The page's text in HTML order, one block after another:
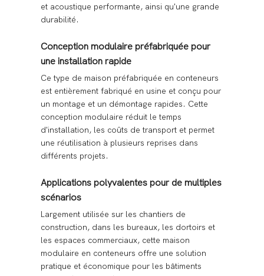
et acoustique performante, ainsi qu'une grande
durabilité.
Conception modulaire préfabriquée pour
une installation rapide
Ce type de maison préfabriquée en conteneurs
est entièrement fabriqué en usine et conçu pour
un montage et un démontage rapides. Cette
conception modulaire réduit le temps
d'installation, les coûts de transport et permet
une réutilisation à plusieurs reprises dans
différents projets.
Applications polyvalentes pour de multiples
scénarios
Largement utilisée sur les chantiers de
construction, dans les bureaux, les dortoirs et
les espaces commerciaux, cette maison
modulaire en conteneurs offre une solution
pratique et économique pour les bâtiments